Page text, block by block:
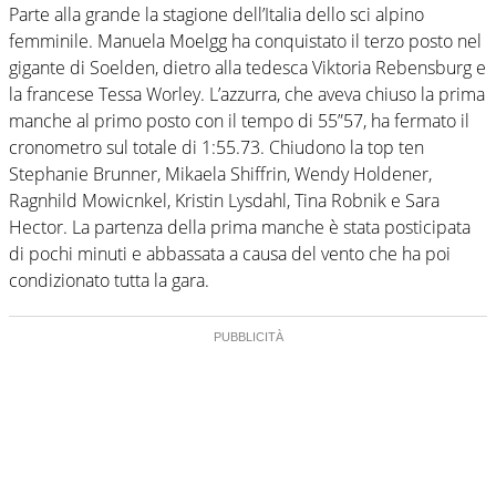
Parte alla grande la stagione dell’Italia dello sci alpino
femminile. Manuela Moelgg ha conquistato il terzo posto nel
gigante di Soelden, dietro alla tedesca Viktoria Rebensburg e
la francese Tessa Worley. L’azzurra, che aveva chiuso la prima
manche al primo posto con il tempo di 55”57, ha fermato il
cronometro sul totale di 1:55.73. Chiudono la top ten
Stephanie Brunner, Mikaela Shiffrin, Wendy Holdener,
Ragnhild Mowicnkel, Kristin Lysdahl, Tina Robnik e Sara
Hector. La partenza della prima manche è stata posticipata
di pochi minuti e abbassata a causa del vento che ha poi
condizionato tutta la gara.